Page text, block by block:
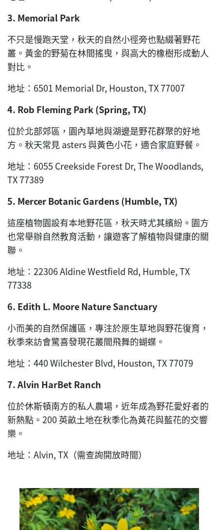
3. Memorial Park
不只是慢跑天堂，秋天的自然小徑旁也點綴著野花
叢。黃金的野菊在林間搖曳，與高大的橡樹形成動人
對比。
地址：6501 Memorial Dr, Houston, TX 77007
4. Rob Fleming Park (Spring, TX)
位於北部郊區，園內草地與湖邊是野花群聚的好地
方。秋天常見 asters 與黃色小花，適合家庭野餐。
地址：6055 Creekside Forest Dr, The Woodlands,
TX 77389
5. Mercer Botanic Gardens (Humble, TX)
這座植物園設有本地野花區，秋天時尤其繽紛。園方
也常舉辦自然教育活動，讓遊客了解植物與健康的關
聯。
地址：22306 Aldine Westfield Rd, Humble, TX
77338
6. Edith L. Moore Nature Sanctuary
小而美的自然保護區，專注於原生草地與野花復育，
秋季來訪會驚喜發現花叢間飛舞的蝴蝶。
地址：440 Wilchester Blvd, Houston, TX 77079
7. Alvin HarBet Ranch
位於休斯頓南方的私人農場，近年成為野花愛好者的
新熱點。200 英畝土地在秋季化為黃花與藍花的交響
樂。
地址：Alvin, TX（需查詢開放時間）